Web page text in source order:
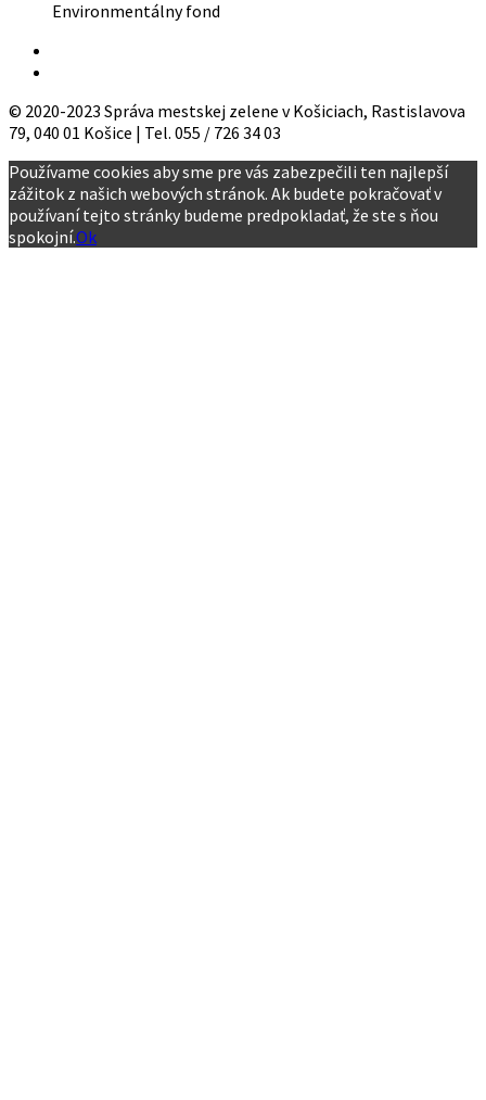
Environmentálny fond
© 2020-2023 Správa mestskej zelene v Košiciach, Rastislavova
79, 040 01 Košice | Tel. 055 / 726 34 03
Používame cookies aby sme pre vás zabezpečili ten najlepší
zážitok z našich webových stránok. Ak budete pokračovať v
používaní tejto stránky budeme predpokladať, že ste s ňou
spokojní.Ok